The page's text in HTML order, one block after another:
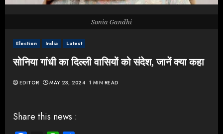
Election India Latest
सोनिया गांधी का दिल्ली वासियों को संदेश, जानें क्या कहा
EDITOR MAY 23, 2024 1 MIN READ
Sonia Gandhi
Share this news :